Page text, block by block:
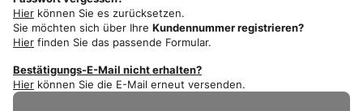
Hier können Sie es zurücksetzen.
Sie möchten sich über Ihre Kundennummer registrieren?
Hier finden Sie das passende Formular.
Bestätigungs-E-Mail nicht erhalten?
Hier können Sie die E-Mail erneut versenden.